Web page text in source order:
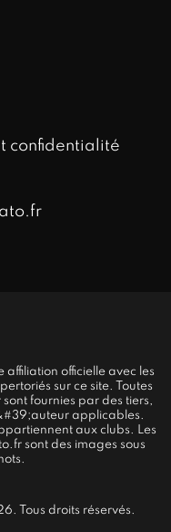
confidentialité
officielle avec les
sur ce site. Toutes
fournies par des tiers,
applicables.
aux clubs. Les
sont des images sous
Tous droits réservés.